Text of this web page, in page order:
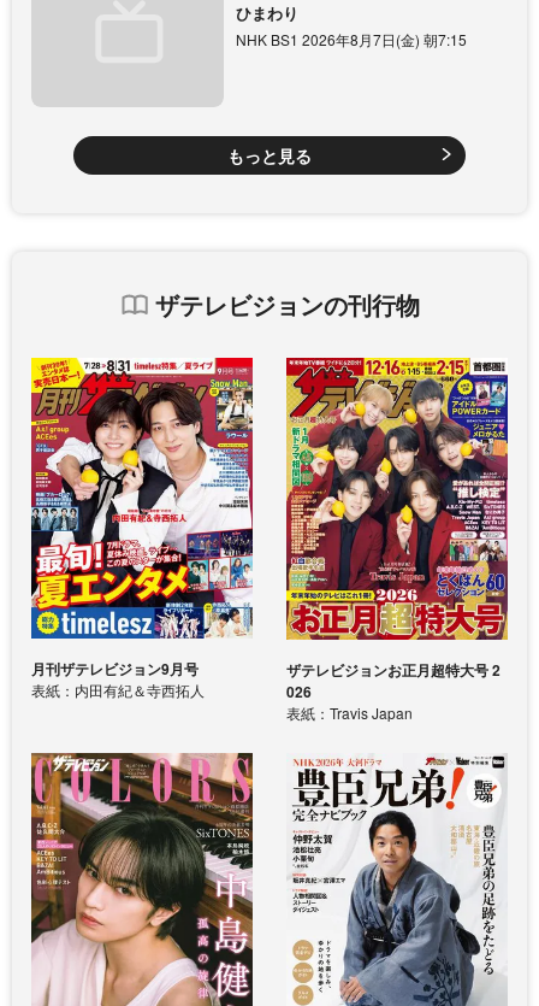
ひまわり
NHK BS1 2026年8月7日(金) 朝7:15
もっと見る
ザテレビジョンの刊行物
月刊ザテレビジョン9月号
表紙：内田有紀＆寺西拓人
ザテレビジョンお正月超特大号 2
026
表紙：Travis Japan